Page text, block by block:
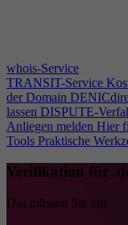
whois-Service
TRANSIT-Service
der Domain
lassen DISPUTE-
Anliegen melden Hier
Tools Praktische
Verifikation für
Das müssen Sie tun